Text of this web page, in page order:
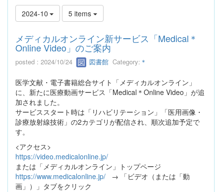
2024-10 5 items
メディカルオンライン新サービス「Medical＊
Online Video」のご案内
posted : 2024/10/24 図書館 Category: ＊
医学文献・電子書籍総合サイト「メディカルオンライン」
に、新たに医療動画サービス「Medical＊Online Video」が追
加されました。
サービススタート時は「リハビリテーション」「医用画像・
診療放射線技術」の2カテゴリが配信され、順次追加予定で
す。
<アクセス>
https://video.medicalonline.jp/
または「メディカルオンライン」トップページ
https://www.medicalonline.jp/ → 「ビデオ（または「動
画」）」タブをクリック